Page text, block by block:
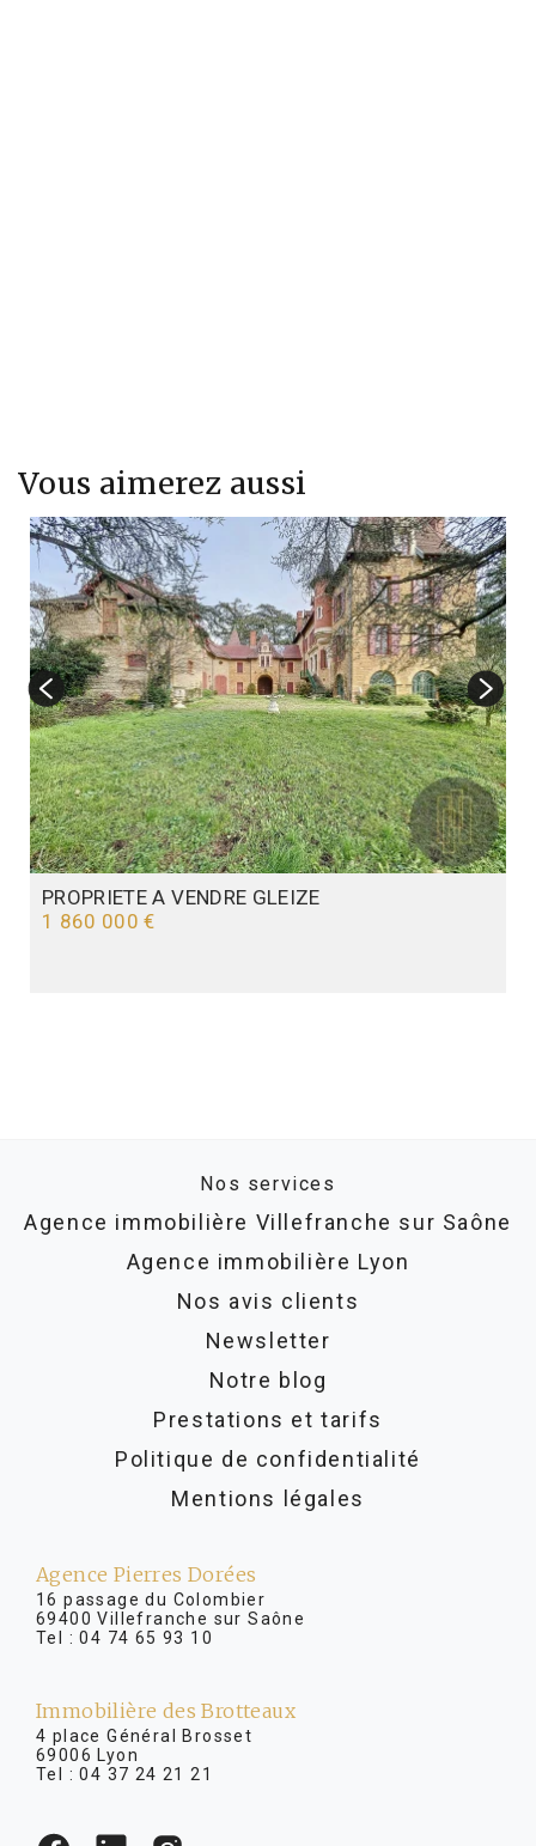
Vous aimerez aussi
PROPRIETE A VENDRE GLEIZE
1 860 000 €
Nos services
Agence immobilière Villefranche sur Saône
Agence immobilière Lyon
Nos avis clients
Newsletter
Notre blog
Prestations et tarifs
Politique de confidentialité
Mentions légales
Agence Pierres Dorées
16 passage du Colombier
69400 Villefranche sur Saône
Tel :04 74 65 93 10
Immobilière des Brotteaux
4 place Général Brosset
69006 Lyon
Tel :04 37 24 21 21